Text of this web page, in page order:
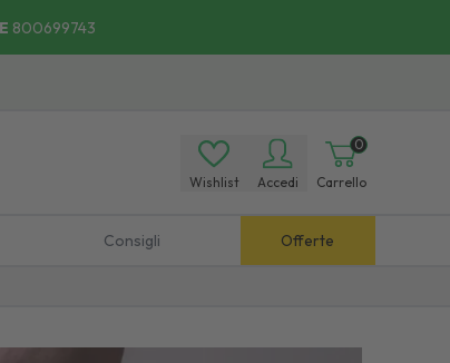
800699743
Wishlist Accedi
0
Carrello
Consigli Offerte